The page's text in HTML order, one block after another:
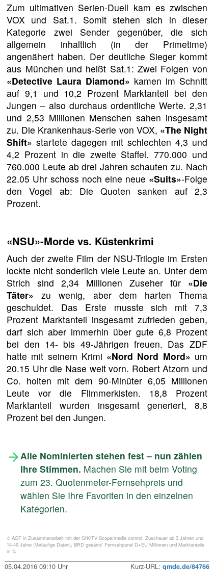
Zum ultimativen Serien-Duell kam es zwischen
VOX und Sat.1. Somit stehen sich in dieser
Kategorie zwei Sender gegenüber, die sich
allgemein inhaltlich (in der Primetime)
angenähert haben. Der deutliche Sieger kommt
aus München und heißt Sat.1: Zwei Folgen von
«Detective Laura Diamond» kamen im Schnitt
auf 9,1 und 10,2 Prozent Marktanteil bei den
Jungen – also durchaus ordentliche Werte. 2,31
und 2,53 Millionen Menschen sahen insgesamt
zu. Die Krankenhaus-Serie von VOX, «The Night
Shift» startete dagegen mit schlechten 4,3 und
4,2 Prozent in die zweite Staffel. 770.000 und
760.000 Leute ab drei Jahren schauten zu. Nach
22.05 Uhr schoss noch eine neue «Suits»-Folge
den Vogel ab: Die Quoten sanken auf 2,3
Prozent.
«NSU»-Morde vs. Küstenkrimi
Auch der zweite Film der NSU-Trilogie im Ersten
lockte nicht sonderlich viele Leute an. Unter dem
Strich sind 2,34 Millionen Zuseher für «Die
Täter» zu wenig, aber dem harten Thema
geschuldet. Das Erste musste sich mit 7,3
Prozent Marktanteil insgesamt zufrieden geben,
darf sich aber immerhin über gute 6,8 Prozent
bei den 14- bis 49-Jährigen freuen. Das ZDF
hatte mit seinem Krimi «Nord Nord Mord» um
20.15 Uhr die Nase weit vorn. Robert Atzorn und
Co. holten mit dem 90-Minüter 6,05 Millionen
Leute vor die Flimmerkisten. 18,8 Prozent
Marktanteil wurden insgesamt generiert, 8,8
Prozent bei den Jungen.
Alle Nominierten stehen fest – nun zählen
Ihre Stimmen. Machen Sie mit beim Voting
zum 23. Quotenmeter-Fernsehpreis und
wählen Sie Ihre Favoriten in den einzelnen
Kategorien.
© AGF in Zusammenarbeit mit der GfK/TV Scope/media control. Zuschauer ab 3 Jahren und
14-49 Jahre (Vorläufige Daten), BRD gesamt/ Fernsehpanel D+EU Millionen und Marktanteile
in %.
05.04.2016 09:10 Uhr Kurz-URL: qmde.de/84766